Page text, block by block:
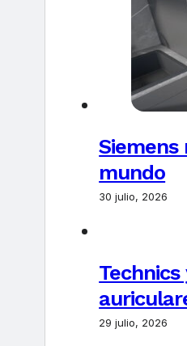
Siemens
mundo
30 julio, 2026
29 julio, 2026